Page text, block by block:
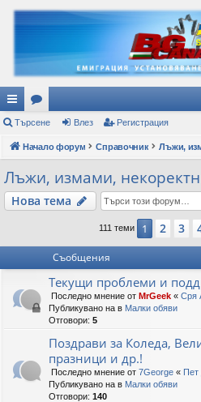
ъ
рз
и
вр
ки
ор
ум
Търсене Влез Регистрация
Начало форум Справочник
Лъжи, измами,
Нова тема
111 теми 1 2 3
Съобщения
Текущи проблеми и
Последно мнение от MrGeek « Сря
Публикувано на в Малки обяви
Отговори: 5
Поздрави за Коледа,
празници и др.!
Последно мнение от 7George « Пет
Публикувано на в Малки обяви
Отговори: 140